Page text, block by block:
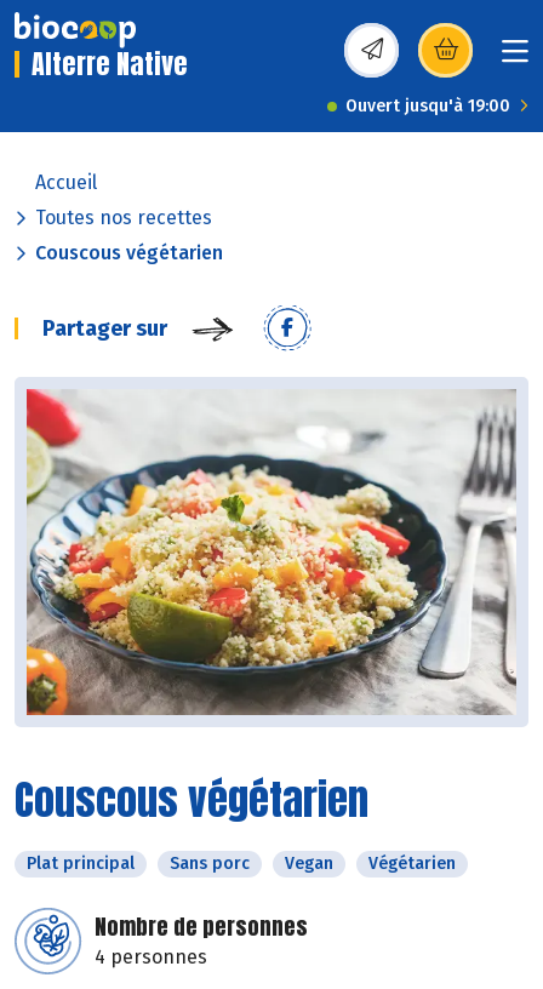
Alterre Native (s’ouvre dans une
Ouvert jusqu'à 19:00
Accueil
Toutes nos recettes
Couscous végétarien
Partager sur
Couscous végétarien
Plat principal Sans porc Vegan Végétarien
Nombre de personnes
4 personnes